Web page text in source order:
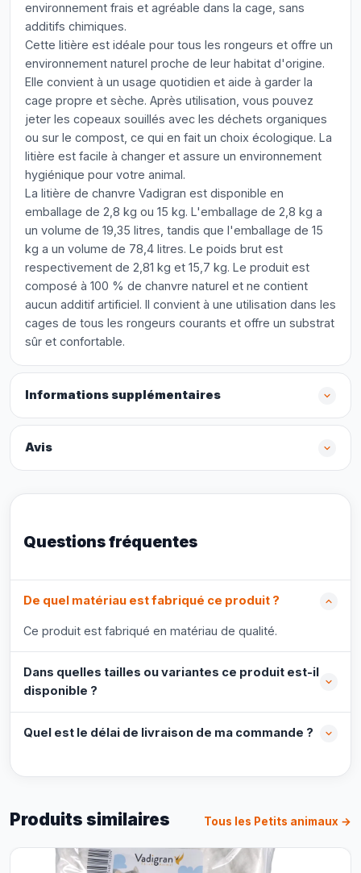
environnement frais et agréable dans la cage, sans
additifs chimiques.
Cette litière est idéale pour tous les rongeurs et offre un
environnement naturel proche de leur habitat d'origine.
Elle convient à un usage quotidien et aide à garder la
cage propre et sèche. Après utilisation, vous pouvez
jeter les copeaux souillés avec les déchets organiques
ou sur le compost, ce qui en fait un choix écologique. La
litière est facile à changer et assure un environnement
hygiénique pour votre animal.
La litière de chanvre Vadigran est disponible en
emballage de 2,8 kg ou 15 kg. L'emballage de 2,8 kg a
un volume de 19,35 litres, tandis que l'emballage de 15
kg a un volume de 78,4 litres. Le poids brut est
respectivement de 2,81 kg et 15,7 kg. Le produit est
composé à 100 % de chanvre naturel et ne contient
aucun additif artificiel. Il convient à une utilisation dans les
cages de tous les rongeurs courants et offre un substrat
sûr et confortable.
Informations supplémentaires
Avis
Questions fréquentes
De quel matériau est fabriqué ce produit ?
Ce produit est fabriqué en matériau de qualité.
Dans quelles tailles ou variantes ce produit est-il
disponible ?
Quel est le délai de livraison de ma commande ?
Produits similaires Tous les Petits animaux →